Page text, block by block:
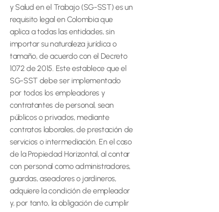
y Salud en el Trabajo (SG-SST) es un
requisito legal en Colombia que
aplica a todas las entidades, sin
importar su naturaleza jurídica o
tamaño, de acuerdo con el Decreto
1072 de 2015. Este establece que el
SG-SST debe ser implementado
por todos los empleadores y
contratantes de personal, sean
públicos o privados, mediante
contratos laborales, de prestación de
servicios o intermediación. En el caso
de la Propiedad Horizontal, al contar
con personal como administradores,
guardas, aseadores o jardineros,
adquiere la condición de empleador
y, por tanto, la obligación de cumplir